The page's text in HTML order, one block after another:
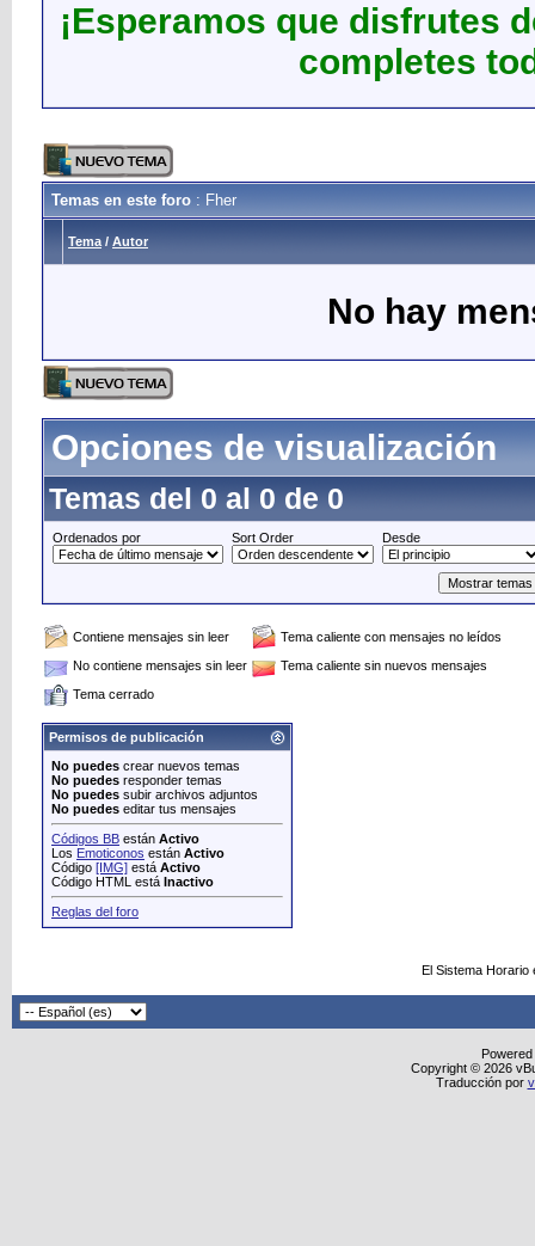
¡Esperamos que disfrutes
completes
Temas en este foro : Fher
Tema / Autor
No hay
Opciones de visualización
Temas del 0 al 0 de 0
Ordenados por Sort Order Desde
Contiene mensajes sin leer
Tema caliente con mensajes no leídos
No contiene mensajes sin leer
Tema caliente sin nuevos mensajes
Tema cerrado
Permisos de publicación
No puedes crear nuevos temas
No puedes responder temas
No puedes subir archivos adjuntos
No puedes editar tus mensajes
Códigos BB están Activo
Los Emoticonos están Activo
Código [IMG] está Activo
Código HTML está Inactivo
Reglas del foro
El Sistema
Copyright © 2026
Traducción por